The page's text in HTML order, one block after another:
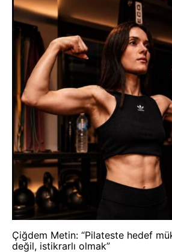
Çiğdem Metin: “Pilateste hedef
değil, istikrarlı olmak”